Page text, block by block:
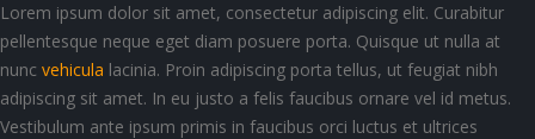
Lorem ipsum dolor sit amet, consectetur adipiscing elit. Curabitur
pellentesque neque eget diam posuere porta. Quisque ut nulla at
nunc vehicula lacinia. Proin adipiscing porta tellus, ut feugiat nibh
adipiscing sit amet. In eu justo a felis faucibus ornare vel id metus.
Vestibulum ante ipsum primis in faucibus orci luctus et ultrices